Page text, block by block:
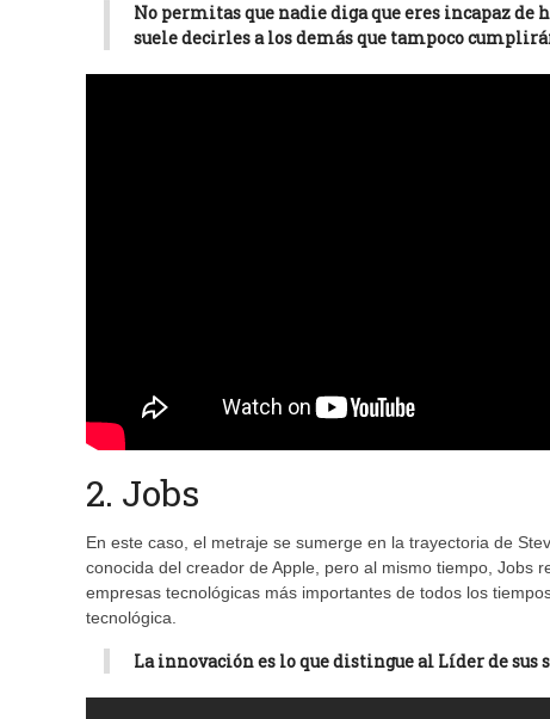
No permitas que nadie diga que eres incapaz de
suele decirles a los demás que tampoco
2. Jobs
En este caso, el metraje se sumerge en la trayectoria de
conocida del creador de Apple, pero al mismo tiempo, Jobs
empresas tecnológicas más importantes de todos los
tecnológica.
La innovación es lo que distingue al Líder de sus